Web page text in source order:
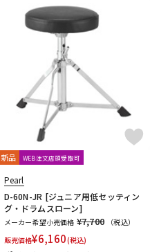
新品 WEB注文店頭受取可
Pearl
D-60N-JR [ジュニア用低セッティン
グ・ドラムスローン]
メーカー希望小売価格 ¥7,700
（税込）
販売価格¥6,160(税込)